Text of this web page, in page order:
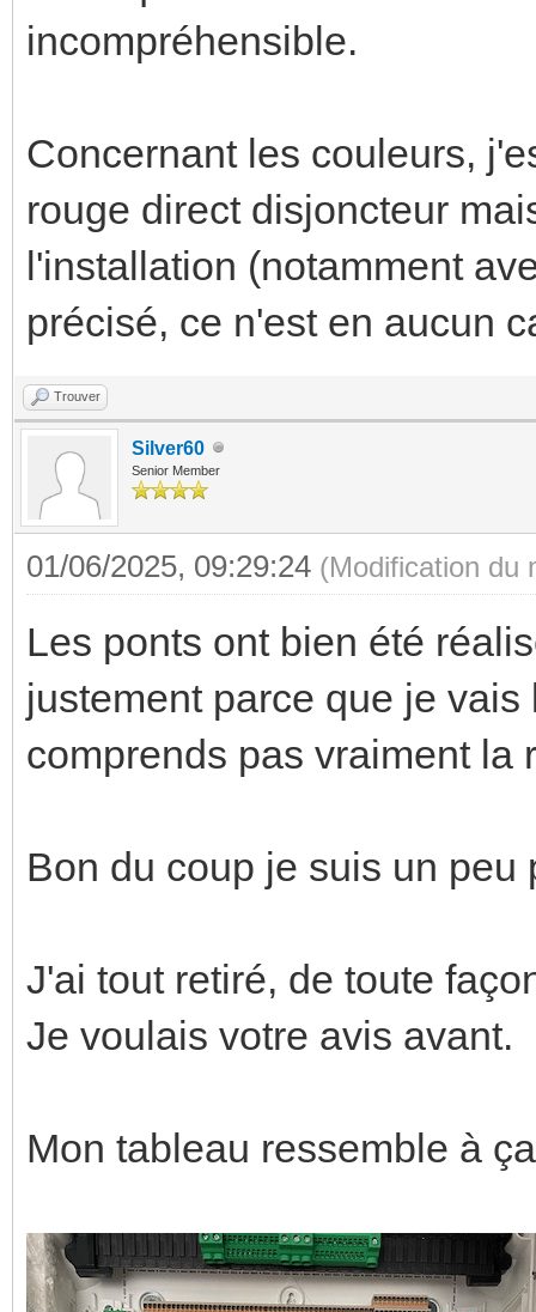
incompréhensible.
Concernant les couleurs,
rouge direct disjoncteur
l'installation (notamment
précisé, ce n'est en aucun
Trouver
Silver60
Senior Member
01/06/2025, 09:29:24 (Modification du
Les ponts ont bien été
justement parce que je
comprends pas vraiment la
Bon du coup je suis un peu
J'ai tout retiré, de toute
Je voulais votre avis avant.
Mon tableau ressemble à